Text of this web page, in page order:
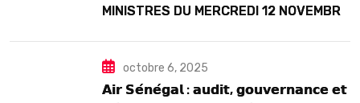
MINISTRES DU MERCREDI 12 NOVEMBRE
octobre 6, 2025
𝗔𝗶𝗿 𝗦𝗲́𝗻𝗲́𝗴𝗮𝗹 : 𝗮𝘂𝗱𝗶𝘁, 𝗴𝗼𝘂𝘃𝗲𝗿𝗻𝗮𝗻𝗰𝗲 𝗲𝘁